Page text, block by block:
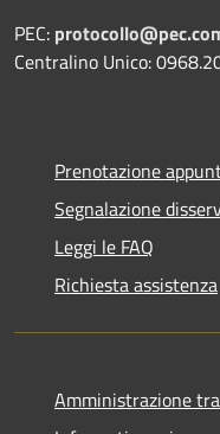
PEC:
Centralino Unico:
Prenotazione
Segnalazione
Leggi le FAQ
Richiesta assistenza
Amministrazione